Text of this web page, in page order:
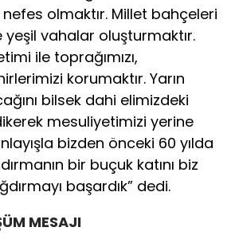
olmaktır. Millet bahçeleri
yeşil vahalar oluşturmaktır.
ile toprağımızı,
korumaktır. Yarın
bilsek dahi elimizdeki
mesuliyetimizi yerine
bizden önceki 60 yılda
bir buçuk katını biz
başardık” dedi.
MESAJI